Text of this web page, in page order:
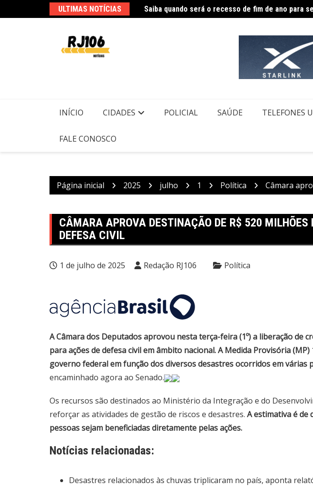
para
ULTIMAS NOTÍCIAS
Polícia Federal indicia 16 pessoas por queda de
INÍCIO CIDADES POLICIAL SAÚDE TELEFONES
FALE CONOSCO
Página inicial 2025 julho 1 Política Câmara
CÂMARA APROVA DESTINAÇÃO DE R$ 520 MILHÕES
DEFESA CIVIL
1 de julho de 2025 Redação RJ106 Política
A Câmara dos Deputados aprovou nesta terça-feira (1º) a liberação de
para ações de defesa civil em âmbito nacional. A Medida Provisória
governo federal em função dos diversos desastres ocorridos em várias
encaminhado agora ao Senado.
Os recursos são destinados ao Ministério da Integração e do
reforçar as atividades de gestão de riscos e desastres. A estimativa é de
pessoas sejam beneficiadas diretamente pelas ações.
Notícias relacionadas:
Desastres relacionados às chuvas triplicaram no país, aponta